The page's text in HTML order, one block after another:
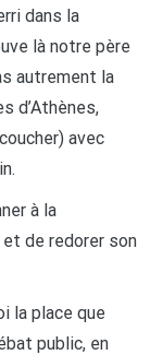
dans la
là notre père
autrement la
d’Athènes,
avec
à la
de redorer son
la place que
public, en